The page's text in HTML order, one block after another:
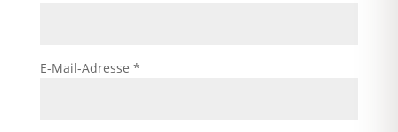
E-Mail-Adresse *